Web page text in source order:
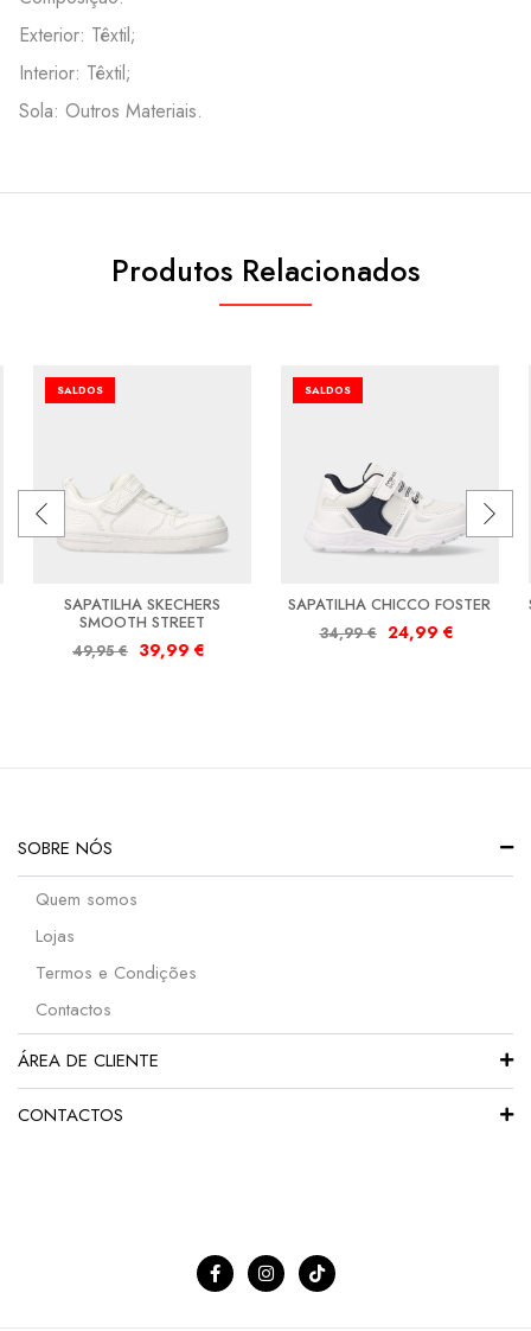
Exterior: Têxtil;
Interior: Têxtil;
Sola: Outros Materiais.
Produtos Relacionados
SALDOS
SAPATILHA SKECHERS
SMOOTH STREET
49,95€ 39,99 €
SALDOS
SAPATILHA CHICCO FOSTER
34,99€ 24,99 €
SOBRE NÓS
Quem somos
Lojas
Termos e Condições
Contactos
ÁREA DE CLIENTE
CONTACTOS